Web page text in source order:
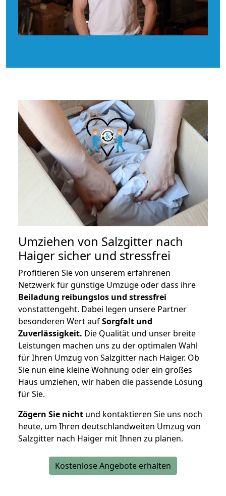
Umziehen von Salzgitter nach
Haiger sicher und stressfrei
Profitieren Sie von unserem erfahrenen
Netzwerk für günstige Umzüge oder dass ihre
Beiladung reibungslos und stressfrei
vonstattengeht. Dabei legen unsere Partner
besonderen Wert aufSorgfalt und
Zuverlässigkeit. Die Qualität und unser breite
Leistungen machen uns zu der optimalen Wahl
für Ihren Umzug von Salzgitter nach Haiger. Ob
Sie nun eine kleine Wohnung oder ein großes
Haus umziehen, wir haben die passende Lösung
für Sie.
Zögern Sie nicht und kontaktieren Sie uns noch
heute, um Ihren deutschlandweiten Umzug von
Salzgitter nach Haiger mit Ihnen zu planen.
Kostenlose Angebote erhalten